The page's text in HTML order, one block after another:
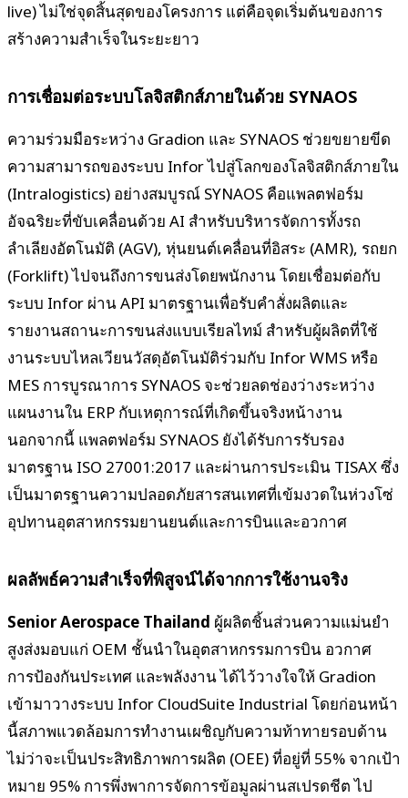
live) ไม่ใช่จุดสิ้นสุดของโครงการ แต่คือจุดเริ่มต้นของการ
สร้างความสำเร็จในระยะยาว
การเชื่อมต่อระบบโลจิสติกส์ภายในด้วย SYNAOS
ความร่วมมือระหว่าง Gradion และ SYNAOS ช่วยขยายขีด
ความสามารถของระบบ Infor ไปสู่โลกของโลจิสติกส์ภายใน
(Intralogistics) อย่างสมบูรณ์ SYNAOS คือแพลตฟอร์ม
อัจฉริยะที่ขับเคลื่อนด้วย AI สำหรับบริหารจัดการทั้งรถ
ลำเลียงอัตโนมัติ (AGV), หุ่นยนต์เคลื่อนที่อิสระ (AMR), รถยก
(Forklift) ไปจนถึงการขนส่งโดยพนักงาน โดยเชื่อมต่อกับ
ระบบ Infor ผ่าน API มาตรฐานเพื่อรับคำสั่งผลิตและ
รายงานสถานะการขนส่งแบบเรียลไทม์ สำหรับผู้ผลิตที่ใช้
งานระบบไหลเวียนวัสดุอัตโนมัติร่วมกับ Infor WMS หรือ
MES การบูรณาการ SYNAOS จะช่วยลดช่องว่างระหว่าง
แผนงานใน ERP กับเหตุการณ์ที่เกิดขึ้นจริงหน้างาน
นอกจากนี้ แพลตฟอร์ม SYNAOS ยังได้รับการรับรอง
มาตรฐาน ISO 27001:2017 และผ่านการประเมิน TISAX ซึ่ง
เป็นมาตรฐานความปลอดภัยสารสนเทศที่เข้มงวดในห่วงโซ่
อุปทานอุตสาหกรรมยานยนต์และการบินและอวกาศ
ผลลัพธ์ความสำเร็จที่พิสูจน์ได้จากการใช้งานจริง
Senior Aerospace Thailand ผู้ผลิตชิ้นส่วนความแม่นยำ
สูงส่งมอบแก่ OEM ชั้นนำในอุตสาหกรรมการบิน อวกาศ
การป้องกันประเทศ และพลังงาน ได้ไว้วางใจให้ Gradion
เข้ามาวางระบบ Infor CloudSuite Industrial โดยก่อนหน้า
นี้สภาพแวดล้อมการทำงานเผชิญกับความท้าทายรอบด้าน
ไม่ว่าจะเป็นประสิทธิภาพการผลิต (OEE) ที่อยู่ที่ 55% จากเป้า
หมาย 95% การพึ่งพาการจัดการข้อมูลผ่านสเปรดชีต ไป